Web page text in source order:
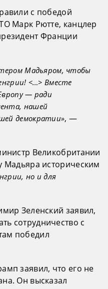
с победой
Марк Рютте, канцлер
Франции
Мадьяром, чтобы
<…> Вместе
— ради
нашей
демократии», —
Великобритании
Мадьяра историческим
но и для
Зеленский заявил,
сотрудничество с
победил
заявил, что его не
Он высказал